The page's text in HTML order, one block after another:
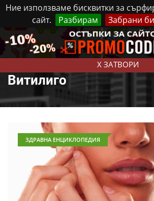
Ние използваме бисквитки за
сайт.
Разбирам Забрани
X ЗАТВОРИ
Петък, 7 Август, 2026 Реклама
Витилиго
ЗДРАВНА ЕНЦИКЛОПЕДИЯ